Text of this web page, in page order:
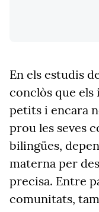
En els estudis
conclòs que
petits i encara
prou les seves
bilingües,
materna per
precisa. Entre
comunitats,